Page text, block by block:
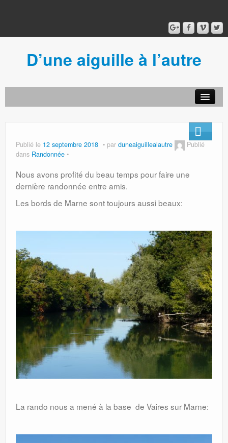
D’une aiguille à l’autre
Publié le 12 septembre 2018 par duneaiguillealautre
Publié
dans Randonnée
Nous avons profité du beau temps pour faire une
dernière randonnée entre amis.
Les bords de Marne sont toujours aussi beaux:
La rando nous a mené à la base de Vaires sur Marne: